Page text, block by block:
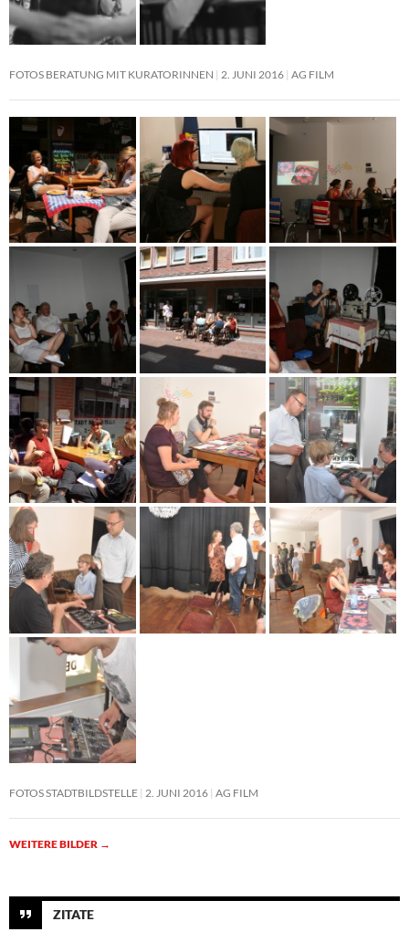
FOTOS BERATUNG MIT KURATORINNEN 2. JUNI 2016 AG FILM
FOTOS STADTBILDSTELLE 2. JUNI 2016 AG FILM
WEITERE BILDER →
ZITATE